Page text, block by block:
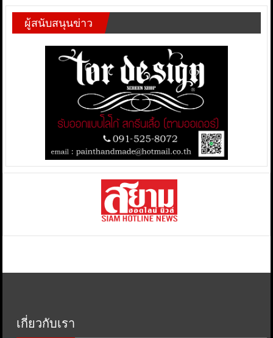
ผู้สนับสนุนข่าว
เกี่ยวกับเรา